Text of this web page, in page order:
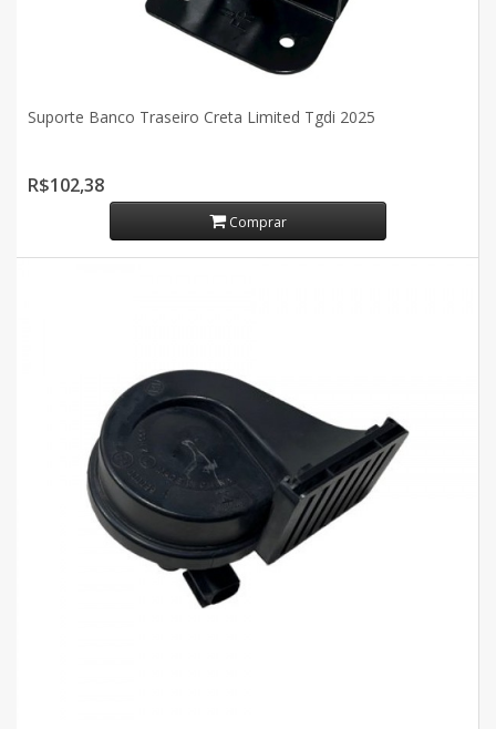
Suporte Banco Traseiro Creta Limited Tgdi 2025
R$102,38
Comprar